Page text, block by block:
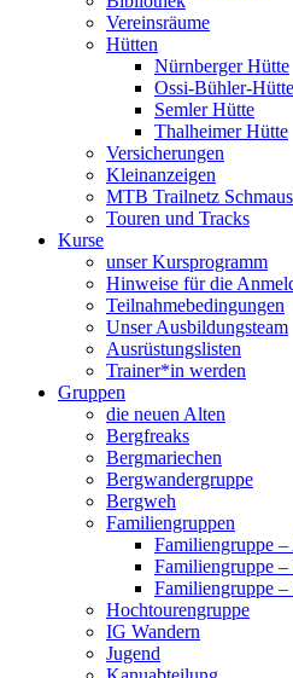
Vereinsräume
Hütten
Nürnberger Hütte
Ossi-Bühler-Hütte
Semler Hütte
Thalheimer Hütte
Versicherungen
Kleinanzeigen
MTB Trailnetz
Touren und Tracks
Kurse
unser Kursprogramm
Hinweise für die
Teilnahmebedingungen
Unser Ausbildungsteam
Ausrüstungslisten
Trainer*in werden
Gruppen
die neuen Alten
Bergfreaks
Bergmariechen
Bergwandergruppe
Bergweh
Familiengruppen
Familiengruppe
Familiengruppe –
Familiengruppe
Hochtourengruppe
IG Wandern
Jugend